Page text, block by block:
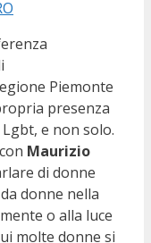
Piemonte
presenza
Lgbt, e non solo.
con Maurizio
di donne
donne nella
o alla luce
molte donne si